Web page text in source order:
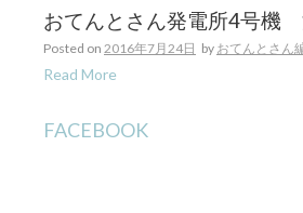
おてんとさん発電所4号機
Posted on 2016年7月24日 by おてんとさん
Read More
FACEBOOK